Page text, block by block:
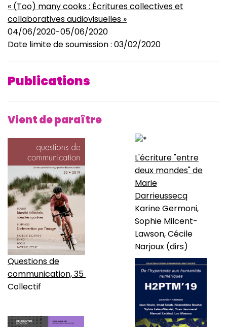
« (Too) many cooks : Écritures collectives et
collaboratives audiovisuelles »
04/06/2020-05/06/2020
Date limite de soumission : 03/02/2020
Publications
Vient de paraître
Questions de
communication, 35
Collectif
L'écriture "entre
deux mondes" de
Marie
Darrieussecq
Karine Germoni,
Sophie Milcent-
Lawson, Cécile
Narjoux (dirs)